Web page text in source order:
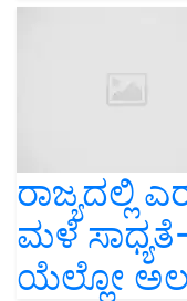
ರಾಜ್ಯದಲ್ಲಿ
ಮಳೆ
ಯೆಲ್ಲೋ